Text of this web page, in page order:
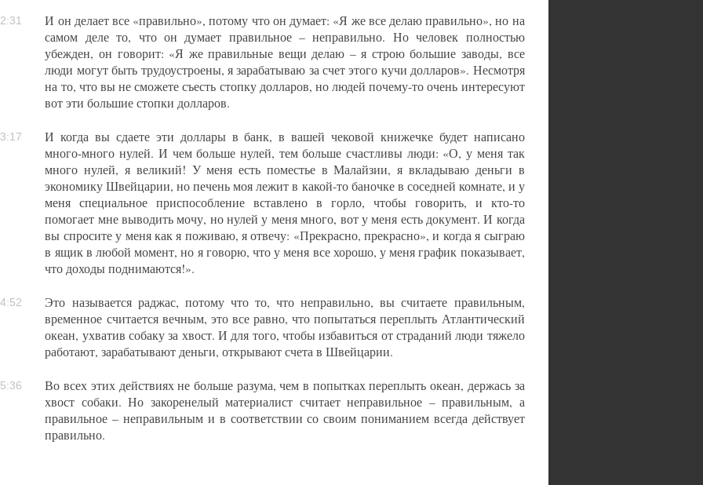
И он делает все «правильно», потому что он думает: «Я же все делаю правильно», но на
самом деле то, что он думает правильное – неправильно. Но человек полностью
убежден, он говорит: «Я же правильные вещи делаю – я строю большие заводы, все
люди могут быть трудоустроены, я зарабатываю за счет этого кучи долларов». Несмотря
на то, что вы не сможете съесть стопку долларов, но людей почему-то очень интересуют
вот эти большие стопки долларов.
И когда вы сдаете эти доллары в банк, в вашей чековой книжечке будет написано
много-много нулей. И чем больше нулей, тем больше счастливы люди: «О, у меня так
много нулей, я великий! У меня есть поместье в Малайзии, я вкладываю деньги в
экономику Швейцарии, но печень моя лежит в какой-то баночке в соседней комнате, и у
меня специальное приспособление вставлено в горло, чтобы говорить, и кто-то
помогает мне выводить мочу, но нулей у меня много, вот у меня есть документ. И когда
вы спросите у меня как я поживаю, я отвечу: «Прекрасно, прекрасно», и когда я сыграю
в ящик в любой момент, но я говорю, что у меня все хорошо, у меня график показывает,
что доходы поднимаются!».
Это называется раджас, потому что то, что неправильно, вы считаете правильным,
временное считается вечным, это все равно, что попытаться переплыть Атлантический
океан, ухватив собаку за хвост. И для того, чтобы избавиться от страданий люди тяжело
работают, зарабатывают деньги, открывают счета в Швейцарии.
Во всех этих действиях не больше разума, чем в попытках переплыть океан, держась за
хвост собаки. Но закоренелый материалист считает неправильное – правильным, а
правильное – неправильным и в соответствии со своим пониманием всегда действует
правильно.